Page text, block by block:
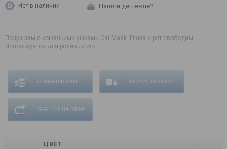
Нет в наличии Нашли дешевле?
Полушлем с кошачьими ушками Cat Mask. Глаза и рот свободны.
Используется для ролевых игр.
УСЛОВИЯ ОПЛАТЫ УСЛОВИЯ ДОСТАВКИ
ГАРАНТИЯ НА ТОВАР
ЦВЕТ